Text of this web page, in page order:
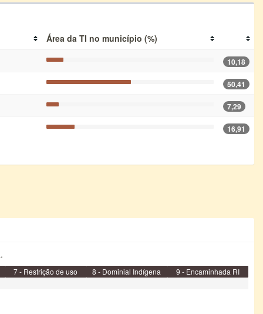
Área da TI no município (%)
10,18
50,41
7,29
16,91
7 - Restrição de uso 8 - Dominial Indígena
9 - Encaminhada RI